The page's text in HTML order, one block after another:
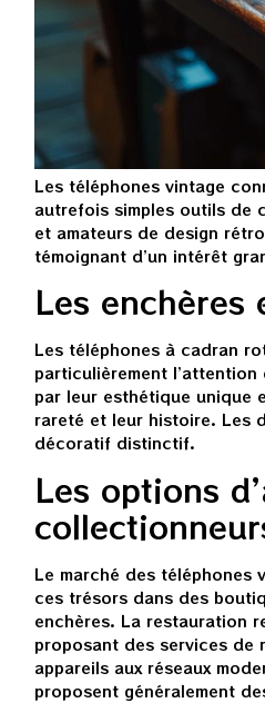
Les téléphones vintage
autrefois simples outils de
et amateurs de design
témoignant d’un intérêt
Les enchères
Les téléphones à cadran
particulièrement
par leur esthétique unique
rareté et leur histoire. Les
décoratif distinctif.
Les options
Le marché des téléphones
ces trésors dans des
enchères. La restauration
proposant des services de
appareils aux réseaux
proposent généralement